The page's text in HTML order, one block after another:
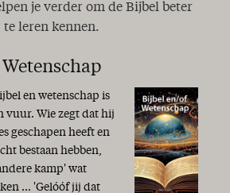
je verder om de Bijbel beter
te leren kennen.
en wetenschap is
vuur. Wie zegt dat hij
geschapen heeft en
bestaan hebben,
kamp' wat
... 'Gelóóf jij dat